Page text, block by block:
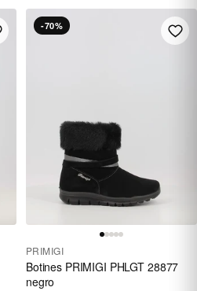
-70%
PRIMIGI
Botines PRIMIGI PHLGT 28877
negro